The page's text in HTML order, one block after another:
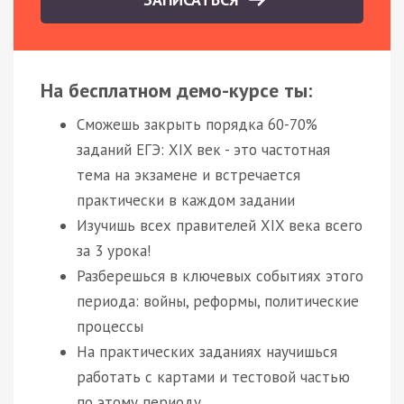
На бесплатном демо-курсе ты:
Сможешь закрыть порядка 60-70%
заданий ЕГЭ: XIX век - это частотная
тема на экзамене и встречается
практически в каждом задании
Изучишь всех правителей XIX века всего
за 3 урока!
Разберешься в ключевых событиях этого
периода: войны, реформы, политические
процессы
На практических заданиях научишься
работать с картами и тестовой частью